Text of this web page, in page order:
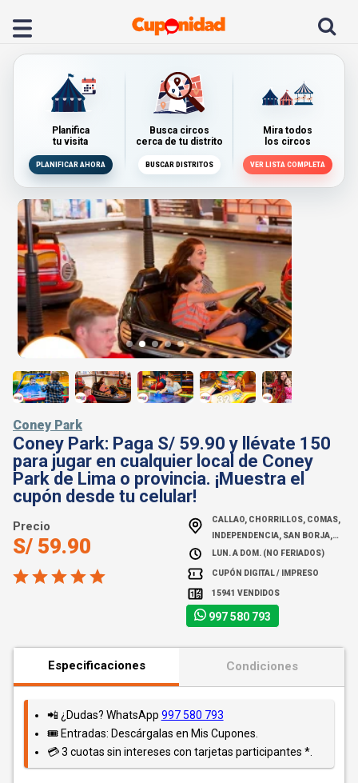
Planifica
tu visita
PLANIFICAR AHORA
Busca circos
cerca de tu distrito
BUSCAR DISTRITOS
Mira todos
los circos
VER LISTA COMPLETA
Coney Park
Coney Park: Paga S/ 59.90 y llévate 150
para jugar en cualquier local de Coney
Park de Lima o provincia. ¡Muestra el
cupón desde tu celular!
Precio
S/ 59.90
CALLAO, CHORRILLOS, COMAS,
INDEPENDENCIA, SAN BORJA,
SAN JUA...
LUN. A DOM. (NO FERIADOS)
CUPÓN DIGITAL / IMPRESO
15941 VENDIDOS
997 580 793
Especificaciones Condiciones
📲 ¿Dudas? WhatsApp 997 580 793
🎟️ Entradas: Descárgalas en Mis Cupones.
💳 3 cuotas sin intereses con tarjetas participantes *.